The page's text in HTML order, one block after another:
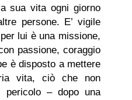
sua vita ogni giorno
persone. E’ vigile
lui è una missione,
passione, coraggio
è disposto a mettere
vita, ciò che non
pericolo – dopo una